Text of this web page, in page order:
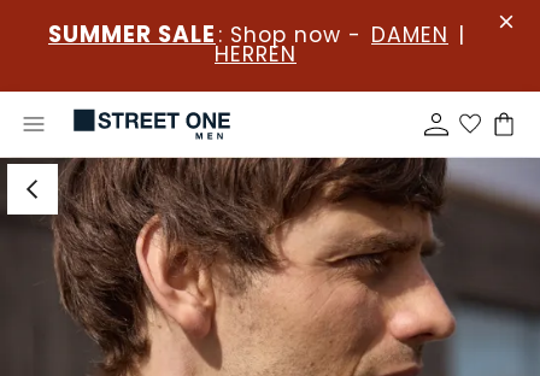
SUMMER SALE : Shop now - DAMEN |
HERREN